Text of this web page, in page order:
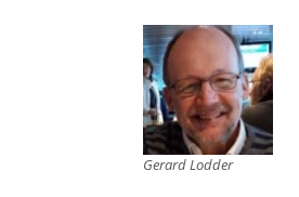
Gerard Lodder